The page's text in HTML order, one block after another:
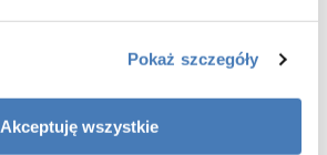
Pokaż szczegóły
Akceptuję wszystkie